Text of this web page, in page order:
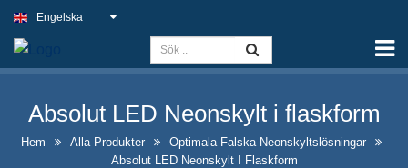
Kapacitet
Slim Light Sign
Utomhusskylt för pub
Engelska
Absolut LED Neonskylt i flaskform
Hem Alla Produkter
Optimala Falska Neonskyltslösningar
Absolut LED Neonskylt I Flaskform